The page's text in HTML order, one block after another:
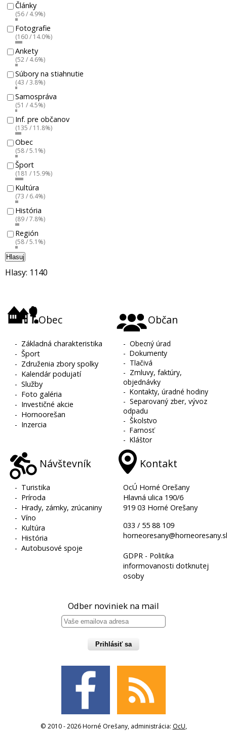
Články
(56 / 4.9%)
Fotografie
(160 / 14.0%)
Ankety
(52 / 4.6%)
Súbory na stiahnutie
(43 / 3.8%)
Samospráva
(51 / 4.5%)
Inf. pre občanov
(135 / 11.8%)
Obec
(58 / 5.1%)
Šport
(181 / 15.9%)
Kultúra
(73 / 6.4%)
História
(89 / 7.8%)
Región
(58 / 5.1%)
Hlasuj
Hlasy: 1140
Obec
- Základná charakteristika
-Šport
- Združenia zbory spolky
- Kalendár podujatí
-Služby
- Foto galéria
- Investičné akcie
- Hornoorešan
- Inzercia
Občan
-Obecný úrad
-Dokumenty
- Tlačivá
- Zmluvy, faktúry,
objednávky
-Kontakty, úradné hodiny
-Separovaný zber, vývoz
odpadu
-Školstvo
-Farnosť
-Kláštor
Návštevník
- Turistika
- Príroda
- Hrady, zámky, zrúcaniny
-Víno
- Kultúra
- História
-Autobusové spoje
Kontakt
OcÚ Horné Orešany
Hlavná ulica 190/6
919 03 Horné Orešany
033 / 55 88 109
GDPR - Politika
informovanosti dotknutej
osoby
Odber noviniek na mail
Prihlásiť sa
© 2010 - 2026 Horné Orešany, administrácia: OcU,